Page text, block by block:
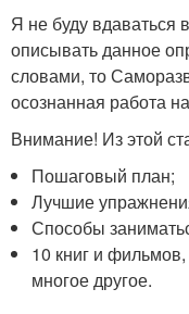
Я не буду вдаваться
описывать данное
словами, то
осознанная работа
Внимание! Из этой
Пошаговый план;
Лучшие
Способы
10 книг и
многое другое.